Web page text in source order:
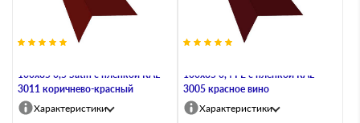
100х85 0,5 Satin с пленкой RAL
3011 коричнево-красный
Характеристики
100х85 0,4 PE с пленкой RAL
3005 красное вино
Характеристики